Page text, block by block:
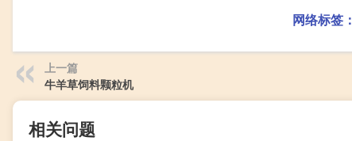
网络标签：
上一篇
牛羊草饲料颗粒机
相关问题